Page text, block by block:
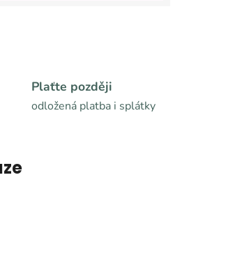
Plaťte později
odložená platba i splátky